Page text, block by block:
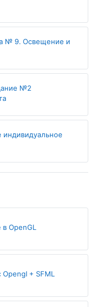
№ 9. Освещение и
№2
индивидуальное
OpenGL
Opengl + SFML